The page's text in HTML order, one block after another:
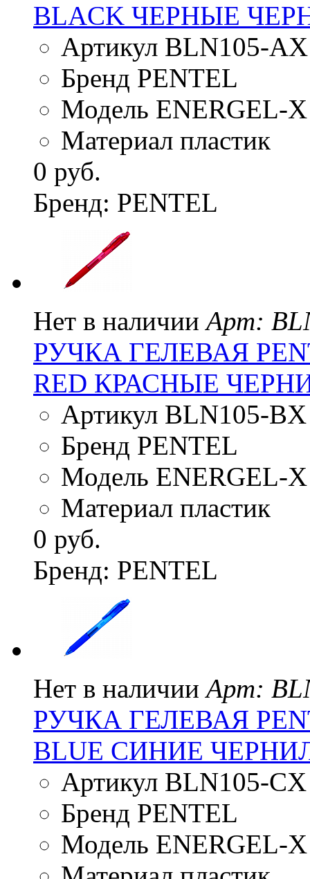
BLACK ЧЕРНЫЕ
Артикул BLN105-AX
Бренд PENTEL
Модель ENERGEL-
Материал пластик
0 руб.
Бренд: PENTEL
Нет в наличии Арт:
РУЧКА ГЕЛЕВАЯ
RED КРАСНЫЕ
Артикул BLN105-BX
Бренд PENTEL
Модель ENERGEL-
Материал пластик
0 руб.
Бренд: PENTEL
Нет в наличии Арт:
РУЧКА ГЕЛЕВАЯ
BLUE СИНИЕ
Артикул BLN105-CX
Бренд PENTEL
Модель ENERGEL-